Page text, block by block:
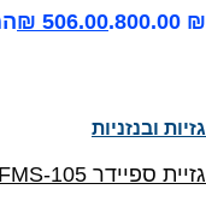
₪ 800.00.
₪ 506.00
גזיות ובנזניות
גזיית ספיידר FMS-105 חברת FireMaple